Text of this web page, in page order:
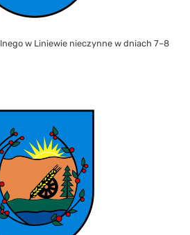
w Liniewie nieczynne w dniach 7–8